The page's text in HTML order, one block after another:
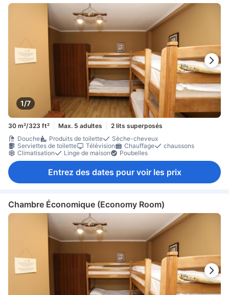
1/7
30 m²/323 ft² Max. 5 adultes
2 lits superposés
Douche
Produits de toilette
Sèche-cheveux
Serviettes de toilette
Télévision Chauffage
chaussons
Climatisation
Linge de maison Poubelles
Entrez des dates pour voir les prix
Chambre Économique (Economy Room)